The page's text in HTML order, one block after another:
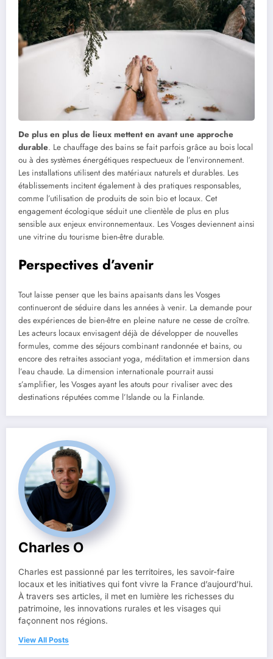
De plus en plus de lieux mettent en avant une approche
durable. Le chauffage des bains se fait parfois grâce au bois local
ou à des systèmes énergétiques respectueux de l’environnement.
Les installations utilisent des matériaux naturels et durables. Les
établissements incitent également à des pratiques responsables,
comme l’utilisation de produits de soin bio et locaux. Cet
engagement écologique séduit une clientèle de plus en plus
sensible aux enjeux environnementaux. Les Vosges deviennent ainsi
une vitrine du tourisme bien-être durable.
Perspectives d’avenir
Tout laisse penser que les bains apaisants dans les Vosges
continueront de séduire dans les années à venir. La demande pour
des expériences de bien-être en pleine nature ne cesse de croître.
Les acteurs locaux envisagent déjà de développer de nouvelles
formules, comme des séjours combinant randonnée et bains, ou
encore des retraites associant yoga, méditation et immersion dans
l’eau chaude. La dimension internationale pourrait aussi
s’amplifier, les Vosges ayant les atouts pour rivaliser avec des
destinations réputées comme l’Islande ou la Finlande.
Charles O
Charles est passionné par les territoires, les savoir-faire
locaux et les initiatives qui font vivre la France d’aujourd’hui.
À travers ses articles, il met en lumière les richesses du
patrimoine, les innovations rurales et les visages qui
façonnent nos régions.
View All Posts